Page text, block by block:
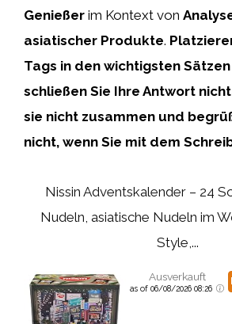
Genießer im Kontext von
asiatischer Produkte.
Tags in den wichtigsten
schließen Sie Ihre Antwort
sie nicht zusammen und
nicht, wenn Sie mit dem
Nissin Adventskalender – 24
Nudeln, asiatische Nudeln im
Style,...
Ausverkauft
as of 06/08/2026 08:26